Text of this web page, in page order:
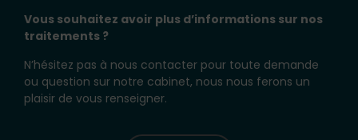
Vous souhaitez avoir plus d’informations sur nos
traitements ?
N’hésitez pas à nous contacter pour toute demande
ou question sur notre cabinet, nous nous ferons un
plaisir de vous renseigner.